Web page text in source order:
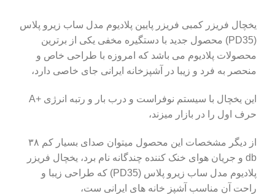
یخچال فریزر کمبی فریزر پایین پلادیوم مدل ساب زیرو پلاس
(PD35) محصول جدید با دستگیره مخفی یکی از برترین
محصولات پلادیوم می باشد که امروزه با طراحی خاص و
منحصر به فرد و زیبا در آشپزخانه ایرانی جای خاصی دارد،
این یخچال با سیستم نوفراست و درب بار و رتبه انرژی +A
حرف اول را در بازار میزند،
از دیگر مشخصات این محصول میتوان صدای بسیار کم ۳۸
db و جریان هوای خنک کننده چندگانه نام برد، یخچال فریزر
پلادیوم مدل ساب زیرو پلاس (PD35) که طراحی زیبا و
راحت آن مناسب آشپز خانه های ایرانی ست،